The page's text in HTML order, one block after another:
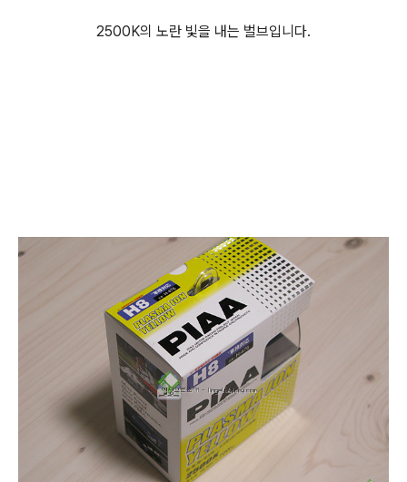
2500K의 노란 빛을 내는 벌브입니다.